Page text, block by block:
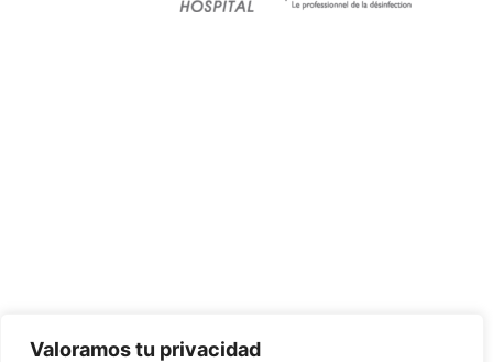
Valoramos tu privacidad
contacto@elbotiquinsuministrossanitarios.com